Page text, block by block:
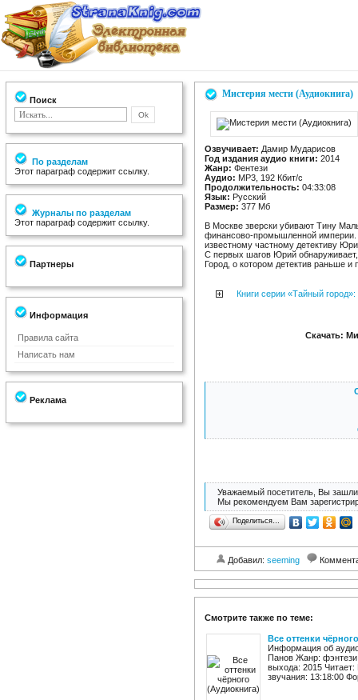
Поиск
По разделам
Этот параграф содержит ссылку.
Журналы по разделам
Этот параграф содержит ссылку.
Партнеры
Информация
Правила сайта
Написать нам
Реклама
Мистерия мести (Аудиокнига)
Озвучивает: Дамир Мударисов
Год издания аудио книги: 2014
Жанр: Фентези
Аудио: MP3, 192 Кбит/с
Продолжительность: 04:33:08
Язык: Русский
Размер: 377 Мб
В Москве зверски убивают Тину
финансово-промышленной империи.
известному частному детективу
С первых шагов Юрий
Город, о котором детектив раньше и
Книги серии «Тайный город»:
Скачать:
Уважаемый посетитель, Вы зашли
Мы рекомендуем Вам
Поделиться…
Добавил: seeming
Смотрите также по теме:
Все оттенки
Информация об
Панов Жанр: фэнтези
выхода: 2015
звучания: 13:18:00